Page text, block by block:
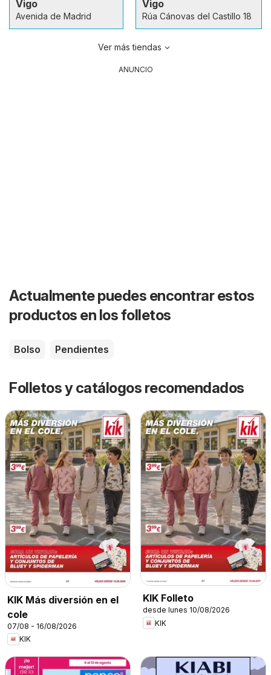
Vigo
Avenida de Madrid
Vigo
Rúa Cánovas del Castillo 18
Ver más tiendas
ANUNCIO
Actualmente puedes encontrar estos
productos en los folletos
Bolso Pendientes
Folletos y catálogos recomendados
KIK Más diversión en el
cole
07/08 - 16/08/2026
KIK
KIK Folleto
desde lunes 10/08/2026
KIK